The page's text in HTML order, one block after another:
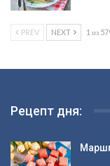
PREV NEXT 1 из
Рецепт дня: